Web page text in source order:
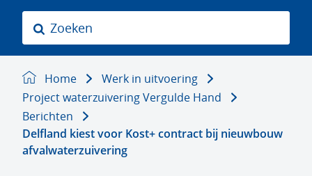
e
Zoeken
Home
Werk in uitvoering
Project waterzuivering Vergulde Hand
Berichten
Delfland kiest voor Kost+ contract bij nieuwbouw
afvalwaterzuivering